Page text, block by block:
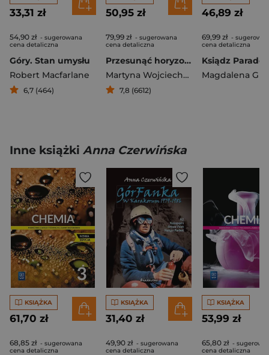
33,31 zł
54,90 zł - sugerowana
cena detaliczna
Góry. Stan umysłu
Robert Macfarlane
6,7 (464)
50,95 zł
79,99 zł - sugerowana
cena detaliczna
Przesunąć horyzont. 20 lat później
Martyna Wojciechowska
7,8 (6612)
46,89 zł
69,99 zł -
cena detaliczna
Inne książki Anna Czerwińska
KSIĄŻKA
61,70 zł
68,85 zł - sugerowana
cena detaliczna
KSIĄŻKA
31,40 zł
49,90 zł - sugerowana
cena detaliczna
KSIĄŻKA
53,99 zł
65,80 zł -
cena detaliczna